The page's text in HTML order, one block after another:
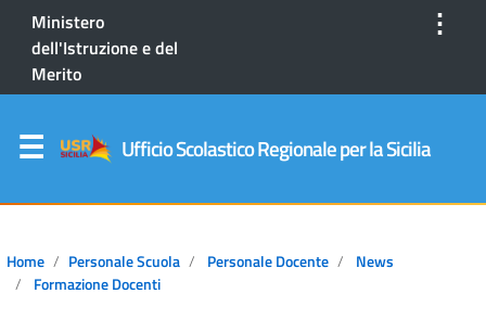
Ministero
dell'Istruzione e del
Merito
⋮
Ufficio Scolastico Regionale per la Sicilia
Home Personale Scuola Personale Docente
News
Formazione Docenti